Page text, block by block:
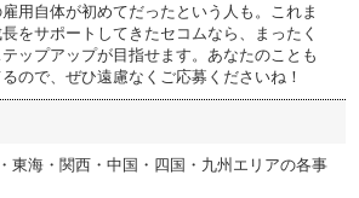
用自体が初めてだったという人も。これま
をサポートしてきたセコムなら、まったく
ップアップが目指せます。あなたのことも
ので、ぜひ遠慮なくご応募くださいね！
東海・関西・中国・四国・九州エリアの各事